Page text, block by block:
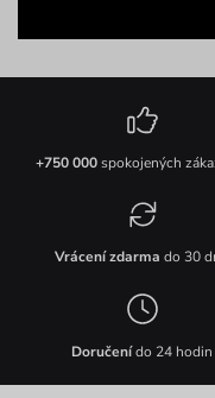
+750 000spokojených
Vrácení zdarma do 30
Doručenído 24 hodin